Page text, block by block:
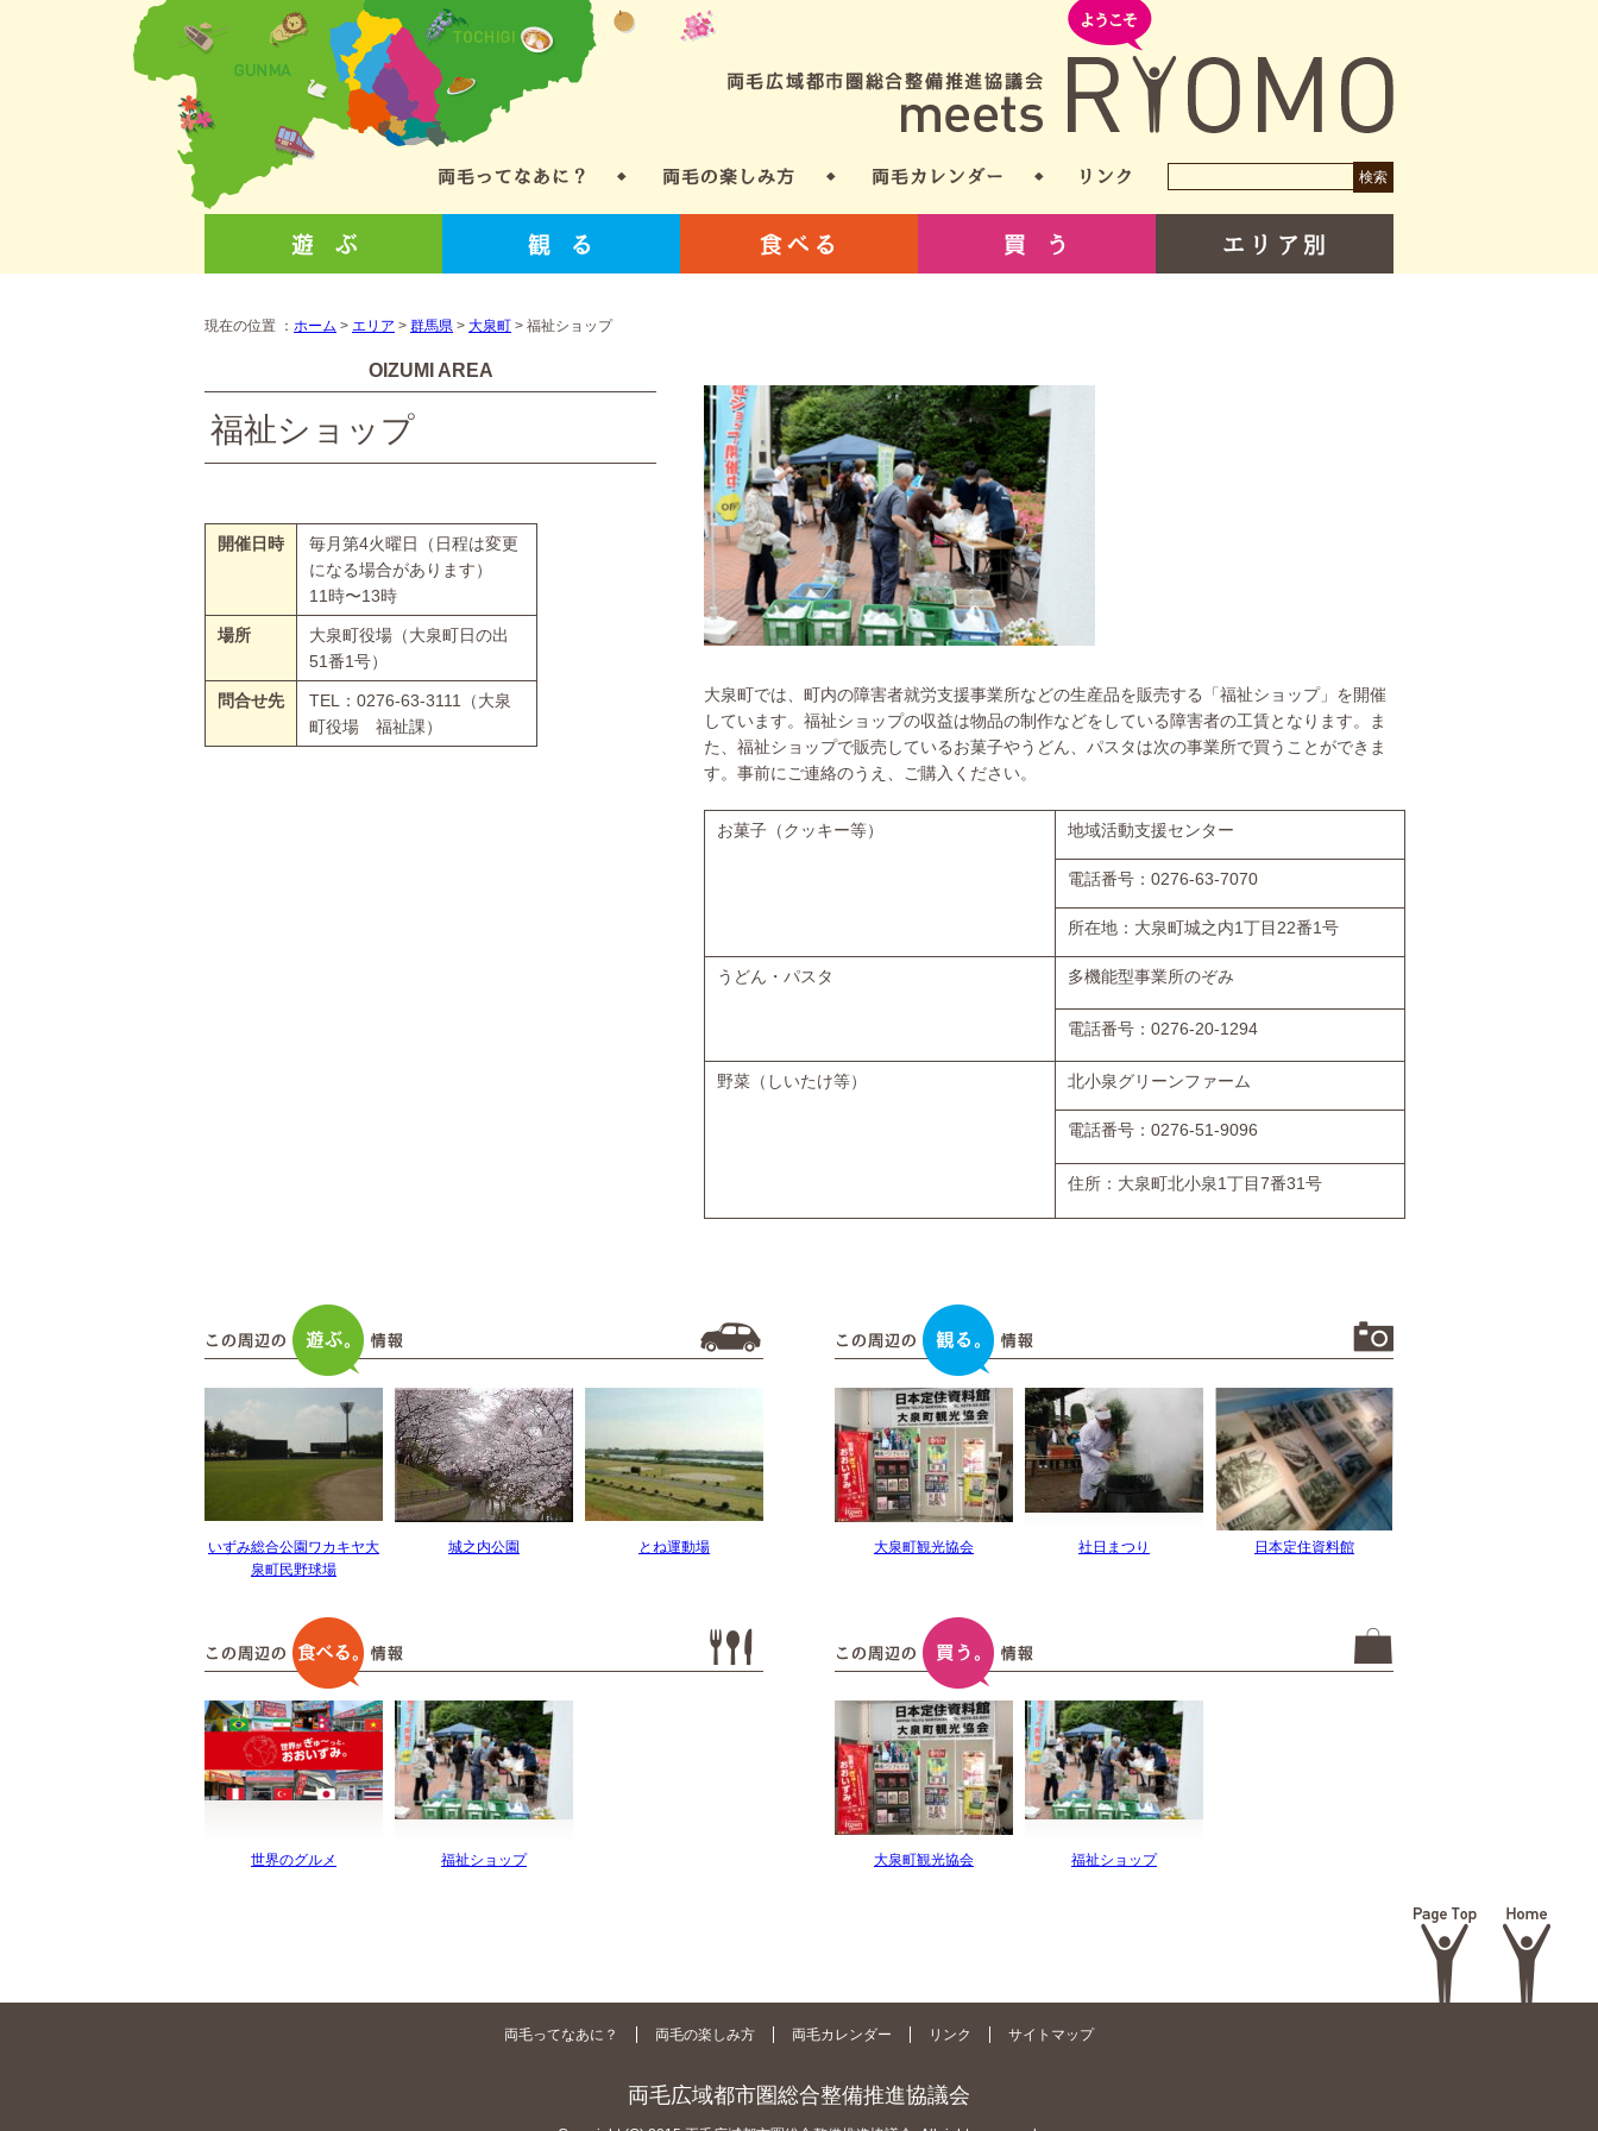
現在の位置 ： ホーム > エリア > 群馬県 > 大泉町 > 福祉ショップ
OIZUMI AREA
福祉ショップ
大泉町では、町内の障害者就労支援事業所などの生産品を販売する「福祉ショップ」を開催
しています。福祉ショップの収益は物品の制作などをしている障害者の工賃となります。ま
た、福祉ショップで販売しているお菓子やうどん、パスタは次の事業所で買うことができま
す。事前にご連絡のうえ、ご購入ください。
お菓子（クッキー等） 地域活動支援センター
電話番号：0276-63-7070
所在地：大泉町城之内1丁目22番1号
うどん・パスタ 多機能型事業所のぞみ
電話番号：0276-20-1294
野菜（しいたけ等） 北小泉グリーンファーム
電話番号：0276-51-9096
住所：大泉町北小泉1丁目7番31号
開催日時
毎月第4火曜日（日程は変更
になる場合があります）
11時〜13時
場所
大泉町役場（大泉町日の出
51番1号）
問合せ先
TEL：0276-63-3111（大泉
町役場 福祉課）
いずみ総合公園ワカキヤ大
泉町民野球場
城之内公園 とね運動場 大泉町観光協会 社日まつり 日本定住資料館
世界のグルメ 福祉ショップ 大泉町観光協会 福祉ショップ
両毛ってなあに？ 両毛の楽しみ方 両毛カレンダー リンク サイトマップ
両毛広域都市圏総合整備推進協議会